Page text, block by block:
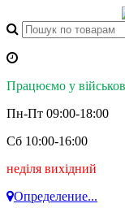
Працюємо у
Пн-Пт 09:00-18:00
Сб 10:00-16:00
неділя вихідний
Определение...